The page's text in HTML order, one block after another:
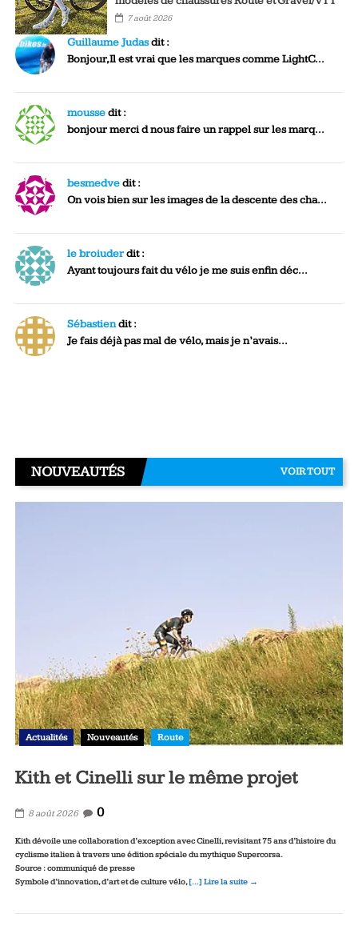
7 août 2026
Guillaume Judasdit :
Bonjour,Il est vrai que les marques comme LightC...
moussedit :
bonjour merci d nous faire un rappel sur les marq...
besmedvedit :
On vois bien sur les images de la descente des cha...
le broiuderdit :
Ayant toujours fait du vélo je me suis enfin déc...
Sébastiendit :
Je fais déjà pas mal de vélo, mais je n’avais...
NOUVEAUTÉS VOIR TOUT
Actualités Nouveautés Route
Kith et Cinelli sur le même projet
8 août 2026 0
Kith dévoile une collaboration d’exception avec Cinelli, revisitant 75 ans d’histoire du
cyclisme italien à travers une édition spéciale du mythique Supercorsa.
Source : communiqué de presse
Symbole d’innovation, d’art et de culture vélo,[…] Lire la suite →